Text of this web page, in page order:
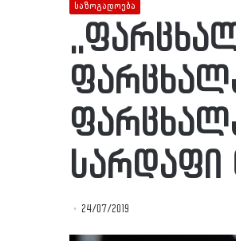
საზოგადოება
სარდაფი
24/07/2019